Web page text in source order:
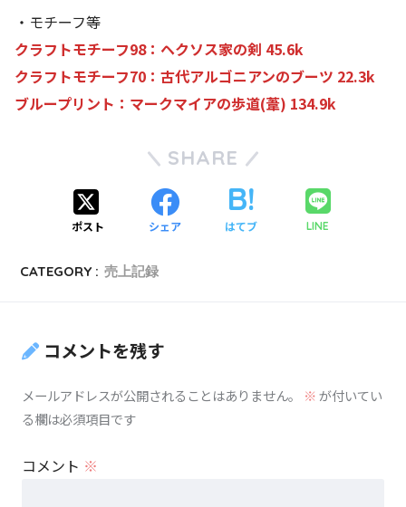
・モチーフ等
クラフトモチーフ98：ヘクソス家の剣 45.6k
クラフトモチーフ70：古代アルゴニアンのブーツ 22.3k
ブループリント：マークマイアの歩道(葦) 134.9k
SHARE
ポスト シェア はてブ LINE
CATEGORY : 売上記録
コメントを残す
メールアドレスが公開されることはありません。 ※が付いてい
る欄は必須項目です
コメント ※